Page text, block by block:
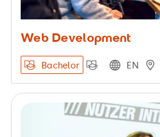
Web Development
Bachelor EN